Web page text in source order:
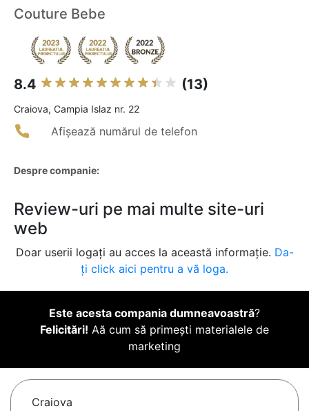
Couture Bebe
8.4 (13)
Craiova, Campia Islaz nr. 22
Afișează numărul de telefon
Despre companie:
Review-uri pe mai multe site-uri
web
Doar userii logați au acces la această informație. Da-
ți click aici pentru a vă loga.
Este acesta compania dumneavoastră?
Felicitări! Aă cum să primești materialele de
marketing
Craiova